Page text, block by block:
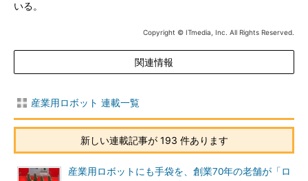
いる。
Copyright © ITmedia, Inc. All Rights Reserved.
関連情報
産業用ロボット 連載一覧
新しい連載記事が 193 件あります
産業用ロボットにも手袋を、創業70年の老舗が「ロ